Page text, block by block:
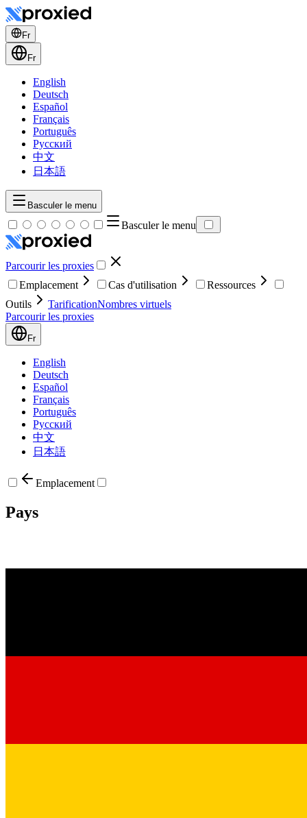
Fr
Fr
English
Deutsch
Español
Français
Português
Русский
中文
日本語
Basculer le menu
Basculer le menu
Parcourir les proxies
Emplacement
Cas d'utilisation
Ressources
Outils
TarificationNombres virtuels
Parcourir les proxies
Fr
English
Deutsch
Español
Français
Português
Русский
中文
日本語
Emplacement
Pays